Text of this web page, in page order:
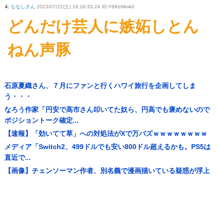
4: ななしさん 2023/07/22(土) 18:16:33.24 ID:Y6KbNlmk0
どんだけ芸人に嫉妬しとん
ねん声豚
石原夏織さん、７月にファンと行くハワイ旅行を企画してしま
う・・・
なろう作家「円安で高市さん叩いてた奴ら、円高でも褒めないので
ポジショントーク確定...
【速報】「効いてて草」への対処法がXで万バズｗｗｗｗｗｗｗｗ
メディア「Switch2、499ドルでも安い800ドル超えるかも。PS5は
直近で...
【画像】チェンソーマン作者、別名義で漫画描いている疑惑が浮上